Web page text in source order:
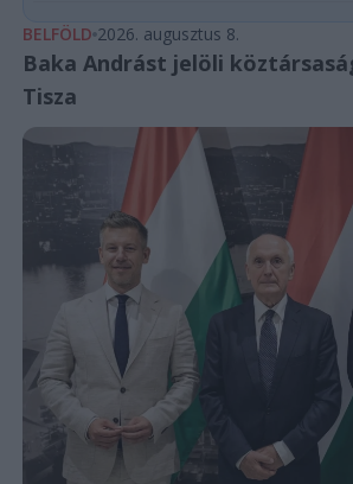
BELFÖLD 2026. augusztus 8.
Baka Andrást jelöli
Tisza